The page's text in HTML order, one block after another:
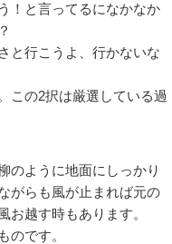
！と言ってるになかなか
と行こうよ、行かないな
この2択は厳選している過
のように地面にしっかり
がらも風が止まれば元の
お越す時もあります。
のです。